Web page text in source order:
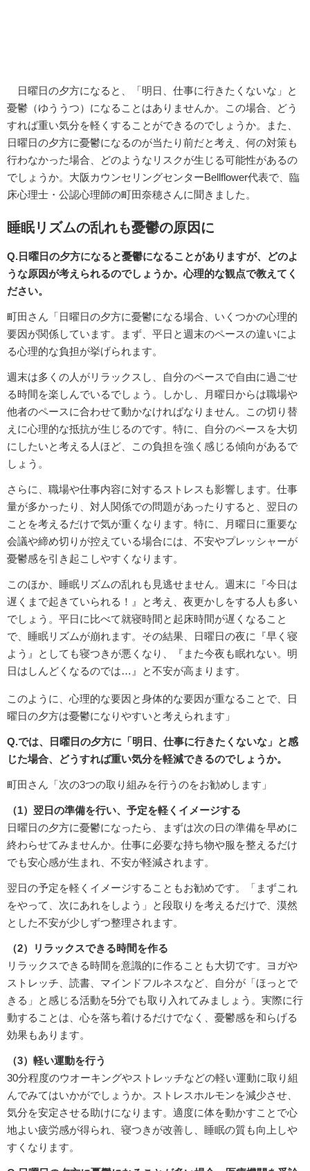
日曜日の夕方になると、「明日、仕事に行きたくないな」と
憂鬱（ゆううつ）になることはありませんか。この場合、どう
すれば重い気分を軽くすることができるのでしょうか。また、
日曜日の夕方に憂鬱になるのが当たり前だと考え、何の対策も
行わなかった場合、どのようなリスクが生じる可能性があるの
でしょうか。大阪カウンセリングセンターBellflower代表で、臨
床心理士・公認心理師の町田奈穂さんに聞きました。
睡眠リズムの乱れも憂鬱の原因に
Q.日曜日の夕方になると憂鬱になることがありますが、どのよ
うな原因が考えられるのでしょうか。心理的な観点で教えてく
ださい。
町田さん「日曜日の夕方に憂鬱になる場合、いくつかの心理的
要因が関係しています。まず、平日と週末のペースの違いによ
る心理的な負担が挙げられます。
週末は多くの人がリラックスし、自分のペースで自由に過ごせ
る時間を楽しんでいるでしょう。しかし、月曜日からは職場や
他者のペースに合わせて動かなければなりません。この切り替
えに心理的な抵抗が生じるのです。特に、自分のペースを大切
にしたいと考える人ほど、この負担を強く感じる傾向があるで
しょう。
さらに、職場や仕事内容に対するストレスも影響します。仕事
量が多かったり、対人関係での問題があったりすると、翌日の
ことを考えるだけで気が重くなります。特に、月曜日に重要な
会議や締め切りが控えている場合には、不安やプレッシャーが
憂鬱感を引き起こしやすくなります。
このほか、睡眠リズムの乱れも見逃せません。週末に『今日は
遅くまで起きていられる！』と考え、夜更かしをする人も多い
でしょう。平日に比べて就寝時間と起床時間が遅くなること
で、睡眠リズムが崩れます。その結果、日曜日の夜に『早く寝
よう』としても寝つきが悪くなり、『また今夜も眠れない。明
日はしんどくなるのでは…』と不安が高まります。
このように、心理的な要因と身体的な要因が重なることで、日
曜日の夕方は憂鬱になりやすいと考えられます」
Q.では、日曜日の夕方に「明日、仕事に行きたくないな」と感
じた場合、どうすれば重い気分を軽減できるのでしょうか。
町田さん「次の3つの取り組みを行うのをお勧めします」
（1）翌日の準備を行い、予定を軽くイメージする
日曜日の夕方に憂鬱になったら、まずは次の日の準備を早めに
終わらせてみませんか。仕事に必要な持ち物や服を整えるだけ
でも安心感が生まれ、不安が軽減されます。
翌日の予定を軽くイメージすることもお勧めです。「まずこれ
をやって、次にあれをしよう」と段取りを考えるだけで、漠然
とした不安が少しずつ整理されます。
（2）リラックスできる時間を作る
リラックスできる時間を意識的に作ることも大切です。ヨガや
ストレッチ、読書、マインドフルネスなど、自分が「ほっとで
きる」と感じる活動を5分でも取り入れてみましょう。実際に行
動することは、心を落ち着けるだけでなく、憂鬱感を和らげる
効果もあります。
（3）軽い運動を行う
30分程度のウオーキングやストレッチなどの軽い運動に取り組
んでみてはいかがでしょうか。ストレスホルモンを減少させ、
気分を安定させる助けになります。適度に体を動かすことで心
地よい疲労感が得られ、寝つきが改善し、睡眠の質も向上しや
すくなります。